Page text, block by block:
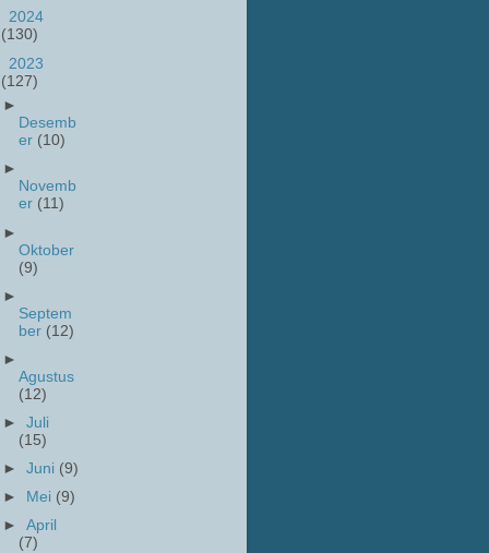
2024
(130)
2023
(127)
►
Desemb
er (10)
►
Novemb
er (11)
►
Oktober
(9)
►
Septem
ber (12)
►
Agustus
(12)
►Juli
(15)
►Juni (9)
►
Mei (9)
►April
(7)